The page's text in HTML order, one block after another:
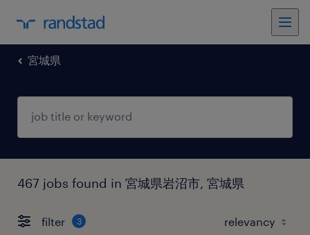
宮城県
467 jobs found in 宮城県岩沼市, 宮城県
filter 3